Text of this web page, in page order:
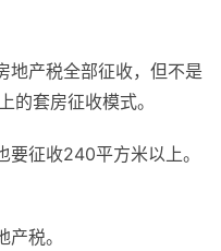
地产税全部征收，但不是
的套房征收模式。
征收240平方米以上。
税。